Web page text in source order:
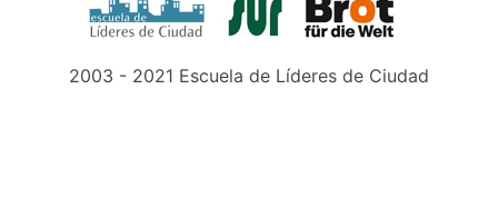
2003 - 2021 Escuela de Líderes de Ciudad